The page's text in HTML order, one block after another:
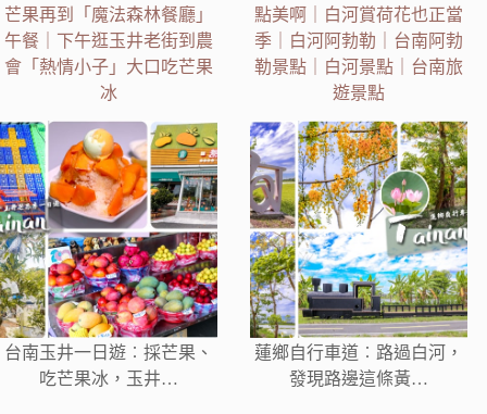
芒果再到「魔法森林餐廳」
午餐｜下午逛玉井老街到農
會「熱情小子」大口吃芒果
冰
台南玉井一日遊︰採芒果、
吃芒果冰，玉井…
點美啊｜白河賞荷花也正當
季｜白河阿勃勒｜台南阿勃
勒景點｜白河景點｜台南旅
遊景點
蓮鄉自行車道︰路過白河，
發現路邊這條黃…